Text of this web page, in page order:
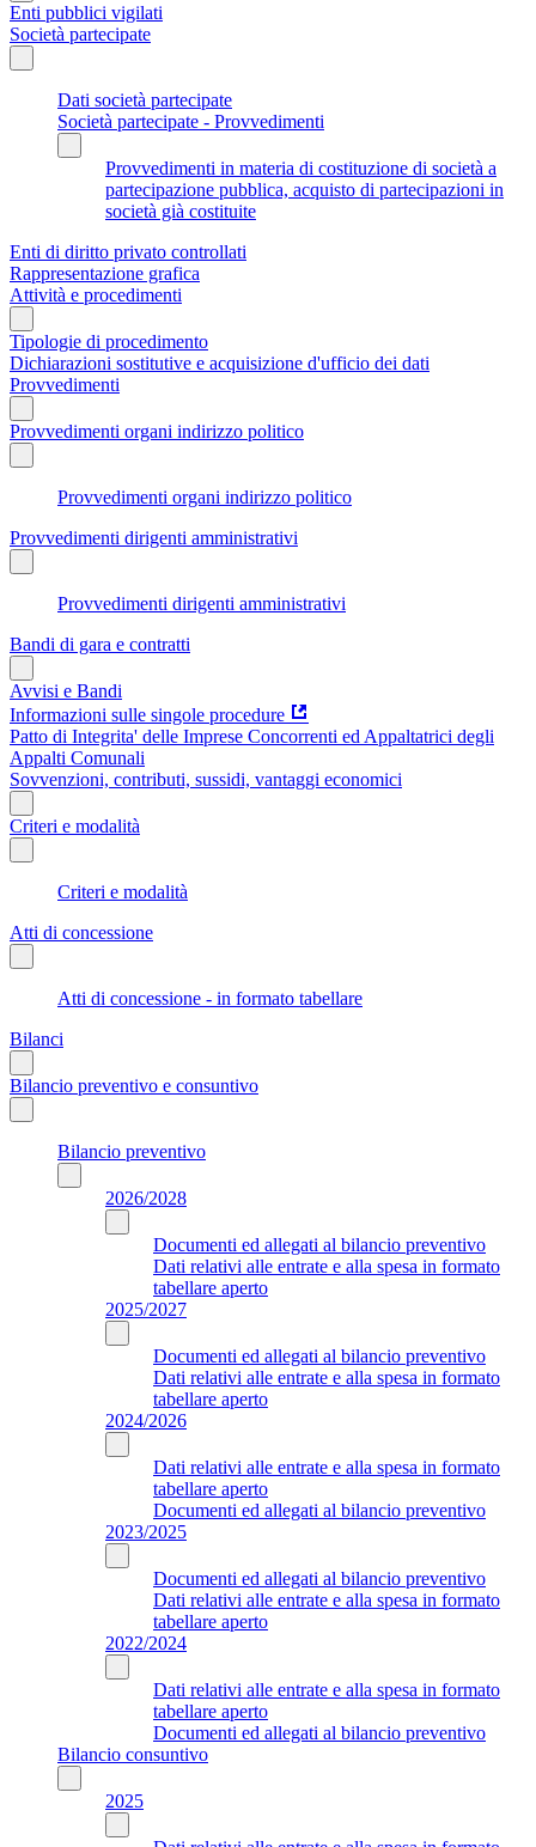
Enti pubblici vigilati
Società partecipate
Dati società partecipate
Società partecipate - Provvedimenti
Provvedimenti in materia di costituzione di società a
partecipazione pubblica, acquisto di partecipazioni in
società già costituite
Enti di diritto privato controllati
Rappresentazione grafica
Attività e procedimenti
Tipologie di procedimento
Dichiarazioni sostitutive e acquisizione d'ufficio dei dati
Provvedimenti
Provvedimenti organi indirizzo politico
Provvedimenti organi indirizzo politico
Provvedimenti dirigenti amministrativi
Provvedimenti dirigenti amministrativi
Bandi di gara e contratti
Avvisi e Bandi
Informazioni sulle singole procedure
Patto di Integrita' delle Imprese Concorrenti ed Appaltatrici degli
Appalti Comunali
Sovvenzioni, contributi, sussidi, vantaggi economici
Criteri e modalità
Criteri e modalità
Atti di concessione
Atti di concessione - in formato tabellare
Bilanci
Bilancio preventivo e consuntivo
Bilancio preventivo
2026/2028
Documenti ed allegati al bilancio preventivo
Dati relativi alle entrate e alla spesa in formato
tabellare aperto
2025/2027
Documenti ed allegati al bilancio preventivo
Dati relativi alle entrate e alla spesa in formato
tabellare aperto
2024/2026
Dati relativi alle entrate e alla spesa in formato
tabellare aperto
Documenti ed allegati al bilancio preventivo
2023/2025
Documenti ed allegati al bilancio preventivo
Dati relativi alle entrate e alla spesa in formato
tabellare aperto
2022/2024
Dati relativi alle entrate e alla spesa in formato
tabellare aperto
Documenti ed allegati al bilancio preventivo
Bilancio consuntivo
2025